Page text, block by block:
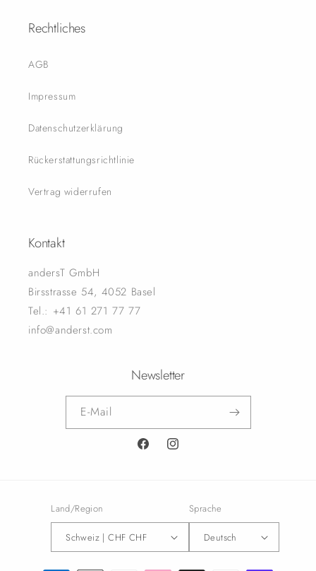
Rechtliches
AGB
Impressum
Datenschutzerklärung
Rückerstattungsrichtlinie
Vertrag widerrufen
Kontakt
andersT GmbH
Birsstrasse 54, 4052 Basel
Tel.: +41 61 271 77 77
info@anderst.com
Newsletter
E-Mail
FacebookInstagram
Land/Region
Schweiz | CHF CHF
Sprache
Deutsch